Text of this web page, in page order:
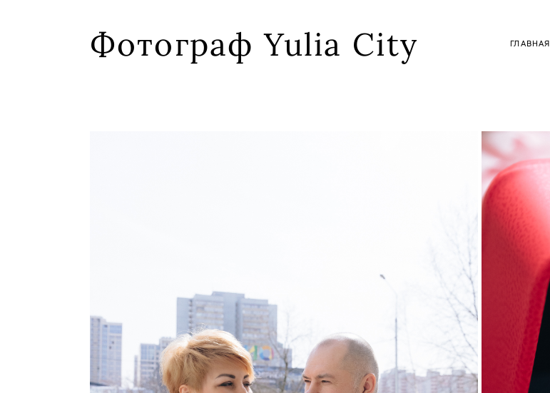
Фотограф Yulia City ГЛАВНАЯ